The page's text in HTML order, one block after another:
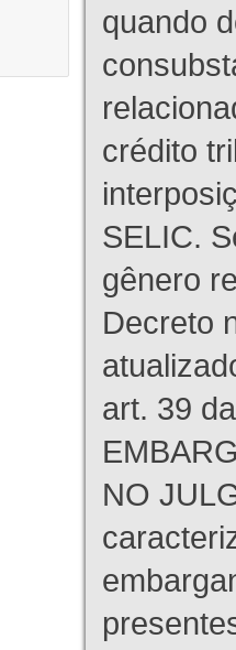
quando
crédito
SELIC.
gênero
Decreto
art. 39
NO